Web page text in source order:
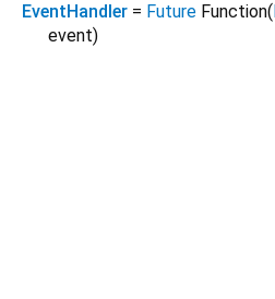
EventHandler = Future Function(
event)